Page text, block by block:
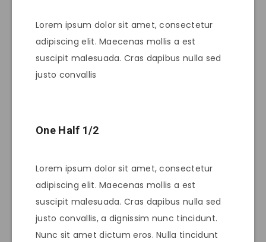
Lorem ipsum dolor sit amet, consectetur
adipiscing elit. Maecenas mollis a est
suscipit malesuada. Cras dapibus nulla sed
justo convallis
One Half 1/2
Lorem ipsum dolor sit amet, consectetur
adipiscing elit. Maecenas mollis a est
suscipit malesuada. Cras dapibus nulla sed
justo convallis, a dignissim nunc tincidunt.
Nunc sit amet dictum eros. Nulla tincidunt